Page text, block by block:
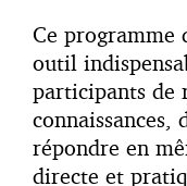
Ce programme
outil
participants de
connaissances,
répondre en
directe et